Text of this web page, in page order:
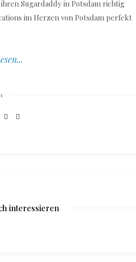
Sugardaddy in Potsdam richtig
im Herzen von Potsdam perfekt
interessieren